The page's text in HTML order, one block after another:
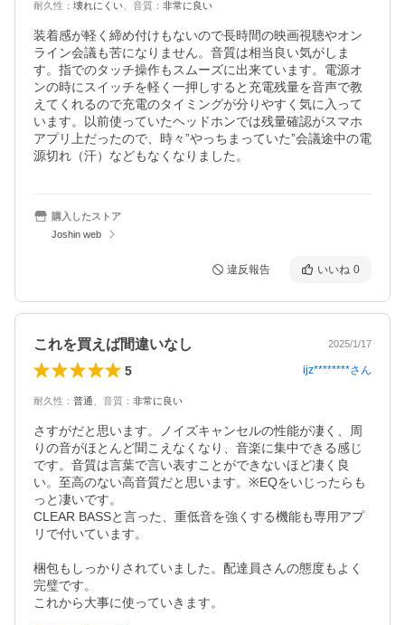
耐久性 ： 壊れにくい 音質 ： 非常に良い
装着感が軽く締め付けもないので長時間の映画視聴やオン
ライン会議も苦になりません。音質は相当良い気がしま
す。指でのタッチ操作もスムーズに出来ています。電源オ
ンの時にスイッチを軽く一押しすると充電残量を音声で教
えてくれるので充電のタイミングが分りやすく気に入って
います。以前使っていたヘッドホンでは残量確認がスマホ
アプリ上だったので、時々”やっちまっていた”会議途中の電
源切れ（汗）などもなくなりました。
購入したストア
Joshin web
違反報告 いいね 0
これを買えば間違いなし 2025/1/17
5 ijz********さん
耐久性 ： 普通 音質 ： 非常に良い
さすがだと思います。ノイズキャンセルの性能が凄く、周
りの音がほとんど聞こえなくなり、音楽に集中できる感じ
です。音質は言葉で言い表すことができないほど凄く良
い。至高のない高音質だと思います。※EQをいじったらも
っと凄いです。
CLEAR BASSと言った、重低音を強くする機能も専用アプ
リで付いています。
梱包もしっかりされていました。配達員さんの態度もよく
完璧です。
これから大事に使っていきます。